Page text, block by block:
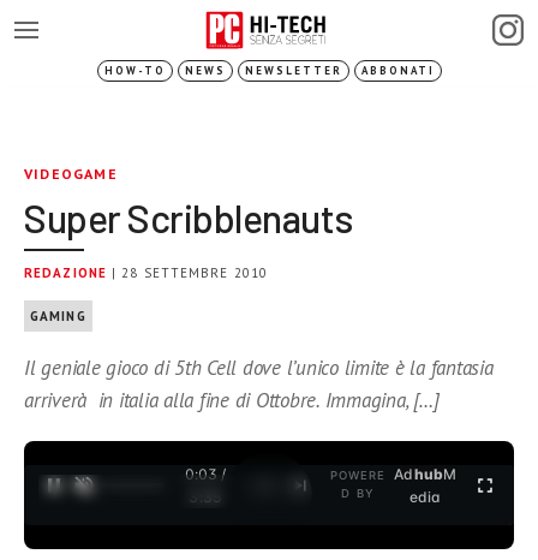
HOW-TO NEWS NEWSLETTER ABBONATI
VIDEOGAME
Super Scribblenauts
REDAZIONE | 28 SETTEMBRE 2010
GAMING
Il geniale gioco di 5th Cell dove l’unico limite è la fantasia
arriverà in italia alla fine di Ottobre. Immagina, […]
0:03 /
3:35
POWERE
D BY
AdhubM
edia